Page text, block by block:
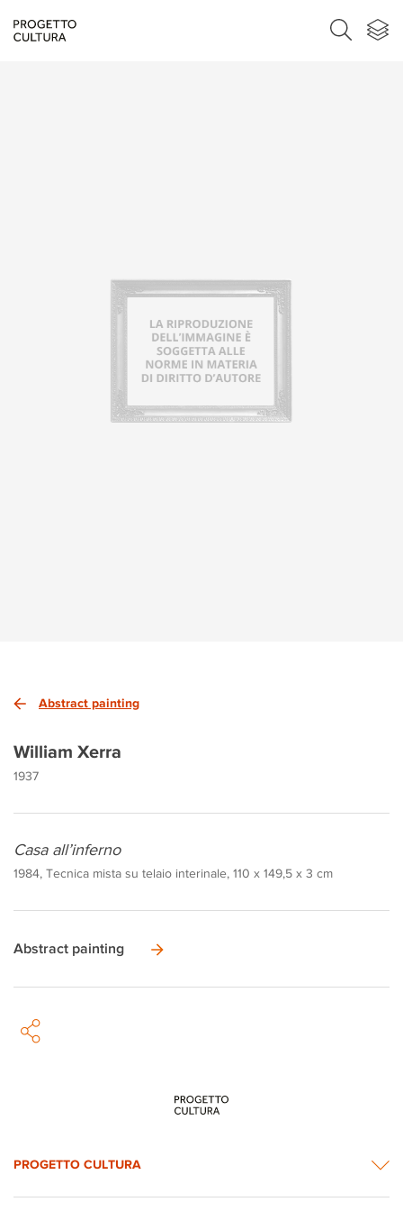
Abstract painting
William Xerra
1937
Casa all’inferno
1984, Tecnica mista su telaio interinale, 110 x 149,5 x 3 cm
Abstract painting
PROGETTO CULTURA